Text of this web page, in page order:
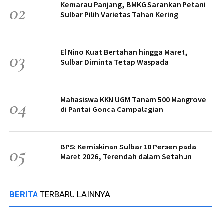
02
Kemarau Panjang, BMKG Sarankan Petani
Sulbar Pilih Varietas Tahan Kering
03
El Nino Kuat Bertahan hingga Maret,
Sulbar Diminta Tetap Waspada
04
Mahasiswa KKN UGM Tanam 500 Mangrove
di Pantai Gonda Campalagian
05
BPS: Kemiskinan Sulbar 10 Persen pada
Maret 2026, Terendah dalam Setahun
BERITA TERBARU LAINNYA